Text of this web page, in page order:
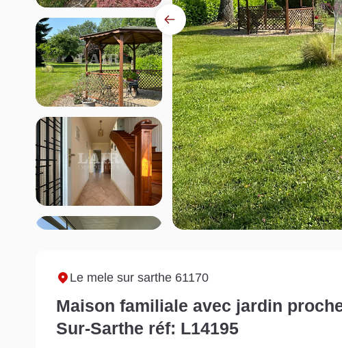
Le mele sur sarthe 61170
Maison familiale avec jardin
Sur-Sarthe réf: L14195